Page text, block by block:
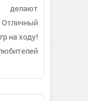
делают
Отличный
на ходу!